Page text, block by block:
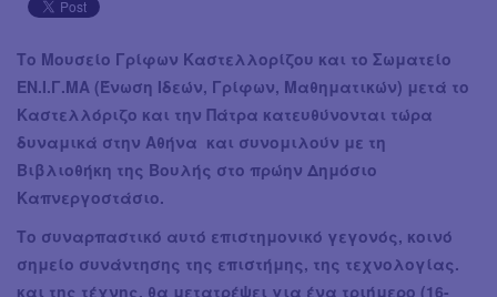
Το Μουσείο Γρίφων Καστελλορίζου και το Σωματείο
ΕΝ.Ι.Γ.ΜΑ (Ένωση Ιδεών, Γρίφων, Μαθηματικών) μετά το
Καστελλόριζο και την Πάτρα κατευθύνονται τώρα
δυναμικά στην Αθήνα και συνομιλούν με τη
Βιβλιοθήκη της Βουλής στο πρώην Δημόσιο
Καπνεργοστάσιο.
Το συναρπαστικό αυτό επιστημονικό γεγονός, κοινό
σημείο συνάντησης της επιστήμης, της τεχνολογίας.
και της τέχνης, θα μετατρέψει για ένα τριήμερο (16-